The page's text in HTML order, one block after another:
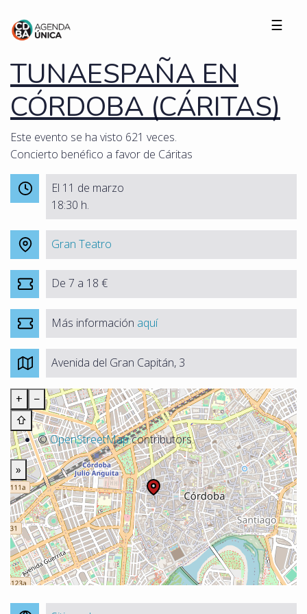
☰
TUNAESPAÑA EN
CÓRDOBA (CÁRITAS)
Este evento se ha visto 621 veces.
Concierto benéfico a favor de Cáritas
El 11 de marzo
18:30 h.
Gran Teatro
De 7 a 18 €
Más información aquí
Avenida del Gran Capitán, 3
+
−
⇧
©OpenStreetMapcontributors.
»